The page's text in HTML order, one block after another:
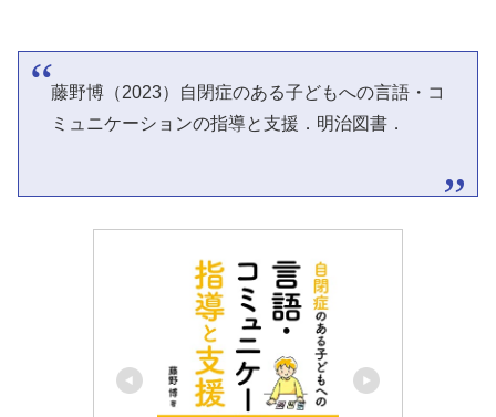
藤野博（2023）自閉症のある子どもへの言語・コ
ミュニケーションの指導と支援．明治図書．